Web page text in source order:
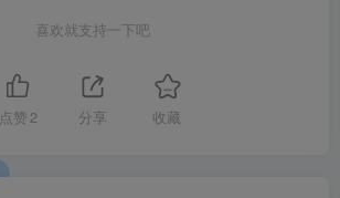
喜欢就支持一下吧
点赞 2 分享 收藏